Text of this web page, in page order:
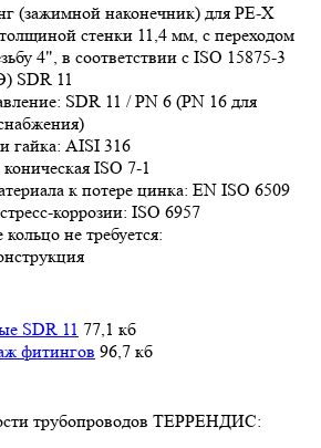
(зажимной наконечник) для PE-Х
стенки 11,4 мм, с переходом
4", в соответствии с ISO 15875-3
SDR 11
SDR 11 / PN 6 (PN 16 для
гайка: AISI 316
ISO 7-1
к потере цинка: EN ISO 6509
коррозии: ISO 6957
не требуется:
SDR 11 77,1 кб
фитингов 96,7 кб
трубопроводов ТЕРРЕНДИС: